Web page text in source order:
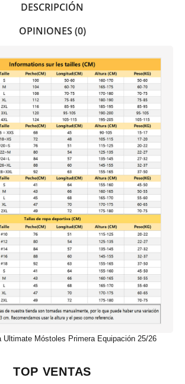
DESCRIPCIÓN
OPINIONES (0)
Ultimate Móstoles Primera Equipación 25/26
TOP VENTAS